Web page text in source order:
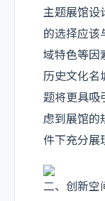
主题展馆设
的选择应该
域特色等因
历史文化名
题将更具吸
虑到展馆的
件下充分展
二、创新空